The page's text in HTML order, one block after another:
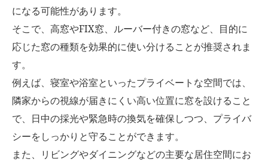
になる可能性があります。
そこで、高窓やFIX窓、ルーバー付きの窓など、目的に
応じた窓の種類を効果的に使い分けることが推奨されま
す。
例えば、寝室や浴室といったプライベートな空間では、
隣家からの視線が届きにくい高い位置に窓を設けること
で、日中の採光や緊急時の換気を確保しつつ、プライバ
シーをしっかりと守ることができます。
また、リビングやダイニングなどの主要な居住空間にお